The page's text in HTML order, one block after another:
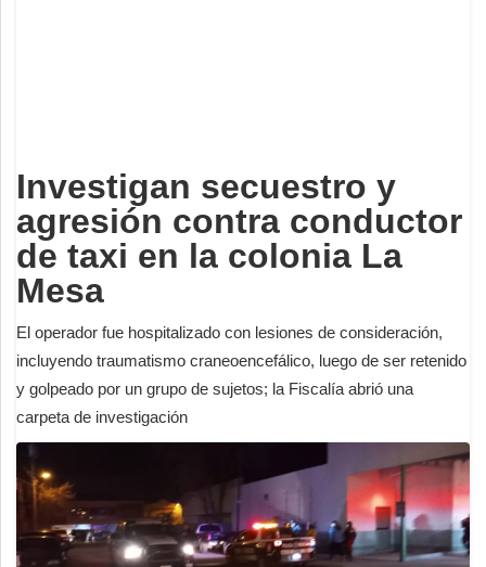
Investigan secuestro y
agresión contra conductor
de taxi en la colonia La
Mesa
El operador fue hospitalizado con lesiones de consideración,
incluyendo traumatismo craneoencefálico, luego de ser retenido
y golpeado por un grupo de sujetos; la Fiscalía abrió una
carpeta de investigación